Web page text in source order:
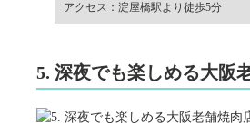
アクセス：淀屋橋駅より徒歩5分
5. 深夜でも楽しめる大阪